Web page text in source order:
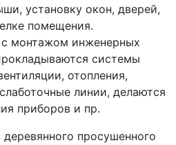
установку окон, дверей,
помещения.
с монтажом инженерных
системы
отопления,
линии, делаются
приборов и пр.
просушенного